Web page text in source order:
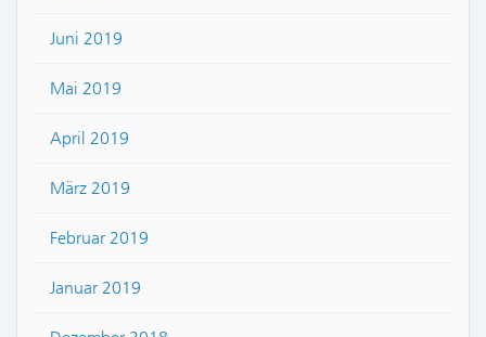
Juni 2019
Mai 2019
April 2019
März 2019
Februar 2019
Januar 2019